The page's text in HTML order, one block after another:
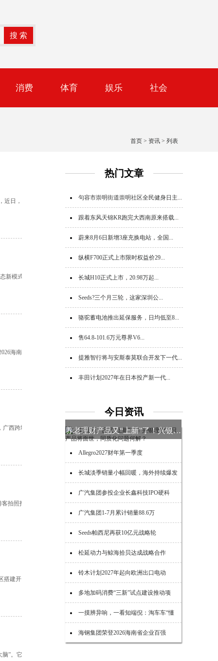
消费 体育 娱乐 社会
首页 > 资讯 > 列表
热门文章
句容市崇明街道崇明社区全民健身日主...
跟着东风天锦KR跑完大西南原来搭载...
蔚来8月6日新增3座充换电站，全国...
纵横F700正式上市限时权益价29...
长城H10正式上市，20.98万起...
Seeds?三个月三轮，这家深圳公...
骆驼蓄电池推出延保服务，日均低至8...
售64.8-101.6万元尊界V6...
提雅智行将与安斯泰莫联合开发下一代...
丰田计划2027年在日本投产新一代...
今日资讯
养老理财产品又“上新”了！兴银理财
Allegro2027财年第一季度
长城淡季销量小幅回暖，海外持续爆发
广汽集团参投企业长鑫科技IPO硬科
广汽集团1-7月累计销量88.6万
Seeds帕西尼再获10亿元战略轮
松延动力与鲸海拾贝达成战略合作
铃木计划2027年起向欧洲出口电动
多地加码消费“三新”试点建设推动项
一摸辨异响，一看知端倪：淘车车“懂
海钢集团荣登2026海南省企业百强
近日，
新模式
海南
西跨境
拍照打
搭建开
”。它